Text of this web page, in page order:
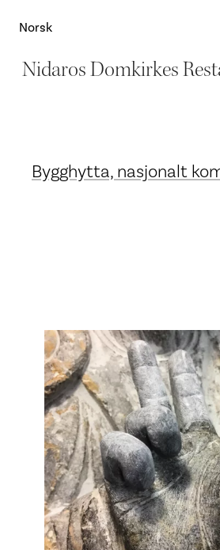
Norsk
Nidaros Domkirkes
Bygghytta, nasjonalt